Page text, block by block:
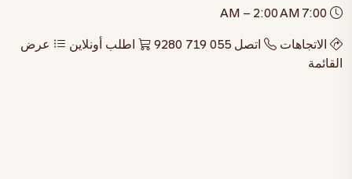
الاتجاهات اتصل 055 719 9280 اطلب أونلاين
عرض
القائمة